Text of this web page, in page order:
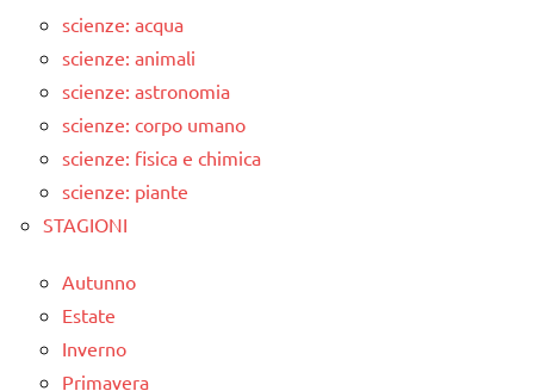
scienze: acqua
scienze: animali
scienze: astronomia
scienze: corpo umano
scienze: fisica e chimica
scienze: piante
STAGIONI
Autunno
Estate
Inverno
Primavera